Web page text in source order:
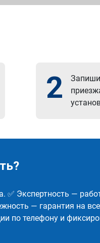
2
✅ Экспертность —
— гарантия на
по телефону и